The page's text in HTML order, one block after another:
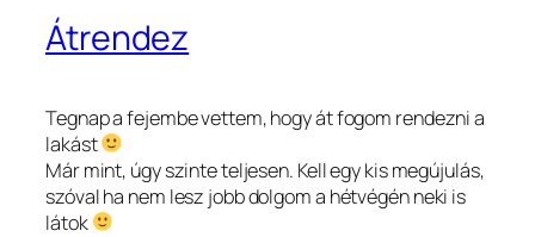
Átrendez
Tegnap a fejembe vettem, hogy át fogom rendezni a
lakást
Már mint, úgy szinte teljesen. Kell egy kis megújulás,
szóval ha nem lesz jobb dolgom a hétvégén neki is
látok